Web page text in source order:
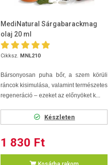
MediNatural Sárgabarackmag
olaj 20 ml
Cikksz. MNL210
Bársonyosan puha bőr, a szem körüli
ráncok kisimulása, valamint természetes
regeneráció – ezeket az előnyöket k...
Készleten
1 830 Ft